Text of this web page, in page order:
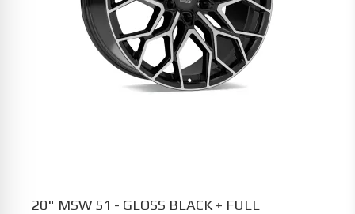
20" MSW 51 - GLOSS BLACK + FULL